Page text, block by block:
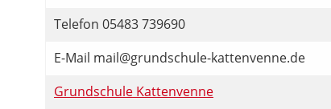
Telefon 05483 739690
E-Mail mail@grundschule-kattenvenne.de
Grundschule Kattenvenne